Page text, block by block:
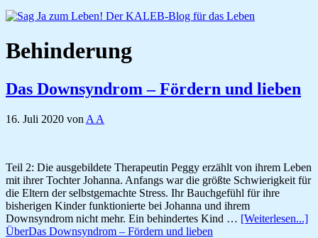
Behinderung
Das Downsyndrom – Fördern und lieben
16. Juli 2020 von A A
Teil 2: Die ausgebildete Therapeutin Peggy erzählt von ihrem Leben
mit ihrer Tochter Johanna. Anfangs war die größte Schwierigkeit für
die Eltern der selbstgemachte Stress. Ihr Bauchgefühl für ihre
bisherigen Kinder funktionierte bei Johanna und ihrem
Downsyndrom nicht mehr. Ein behindertes Kind … [Weiterlesen...]
ÜberDas Downsyndrom – Fördern und lieben